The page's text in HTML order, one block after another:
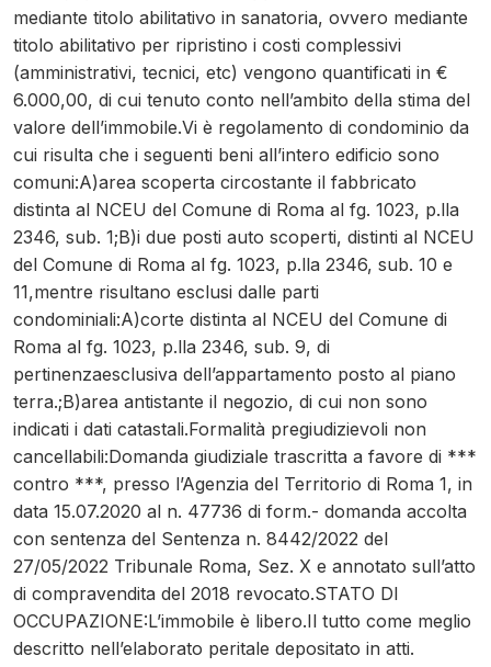
mediante titolo abilitativo in sanatoria, ovvero mediante
titolo abilitativo per ripristino i costi complessivi
(amministrativi, tecnici, etc) vengono quantificati in €
6.000,00, di cui tenuto conto nell’ambito della stima del
valore dell’immobile.Vi è regolamento di condominio da
cui risulta che i seguenti beni all’intero edificio sono
comuni:A)area scoperta circostante il fabbricato
distinta al NCEU del Comune di Roma al fg. 1023, p.lla
2346, sub. 1;B)i due posti auto scoperti, distinti al NCEU
del Comune di Roma al fg. 1023, p.lla 2346, sub. 10 e
11,mentre risultano esclusi dalle parti
condominiali:A)corte distinta al NCEU del Comune di
Roma al fg. 1023, p.lla 2346, sub. 9, di
pertinenzaesclusiva dell’appartamento posto al piano
terra.;B)area antistante il negozio, di cui non sono
indicati i dati catastali.Formalità pregiudizievoli non
cancellabili:Domanda giudiziale trascritta a favore di ***
contro ***, presso l’Agenzia del Territorio di Roma 1, in
data 15.07.2020 al n. 47736 di form.- domanda accolta
con sentenza del Sentenza n. 8442/2022 del
27/05/2022 Tribunale Roma, Sez. X e annotato sull’atto
di compravendita del 2018 revocato.STATO DI
OCCUPAZIONE:L’immobile è libero.Il tutto come meglio
descritto nell’elaborato peritale depositato in atti.